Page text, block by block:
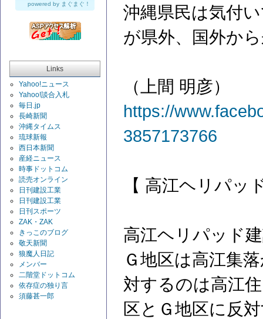
powered by まぐまぐ！
Links
Yahoo!ニュース
Yahoo!談合入札
毎日.jp
長崎新聞
沖縄タイムス
琉球新報
西日本新聞
産経ニュース
時事ドットコム
読売オンライン
日刊建設工業
日刊建設工業
日刊スポーツ
ZAK・ZAK
きっこのブログ
敬天新聞
狼魔人日記
メンバー
二階堂ドットコム
依存症の独り言
須藤甚一郎
沖縄県民は気付
が県外、国外か
（上間 明彦）
https://
3857173766
【 高江ヘリパッ
高江ヘリパッド
Ｇ地区は高江集
対するのは高江
区とＧ地区に反